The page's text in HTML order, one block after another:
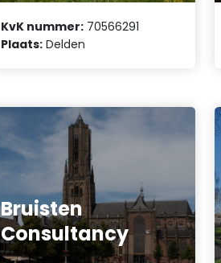
KvK nummer: 70566291
Plaats: Delden
Bruisten
Consultancy